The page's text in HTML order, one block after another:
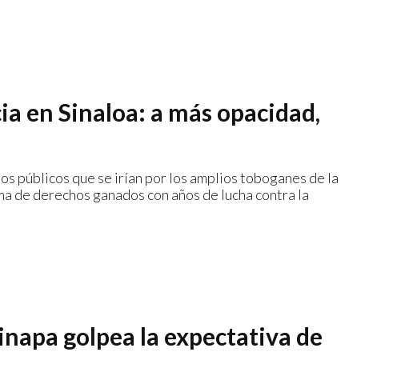
en Sinaloa: a más opacidad,
públicos que se irían por los amplios toboganes de la
derechos ganados con años de lucha contra la
golpea la expectativa de